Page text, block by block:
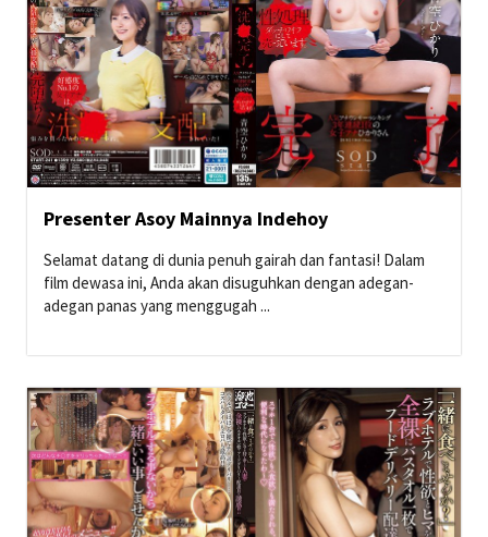
Presenter Asoy Mainnya Indehoy
Selamat datang di dunia penuh gairah dan fantasi! Dalam
film dewasa ini, Anda akan disuguhkan dengan adegan-
adegan panas yang menggugah ...